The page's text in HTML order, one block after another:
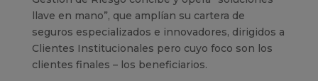
llave en mano”, que amplían su cartera de
seguros especializados e innovadores, dirigidos a
Clientes Institucionales pero cuyo foco son los
clientes finales – los beneficiarios.